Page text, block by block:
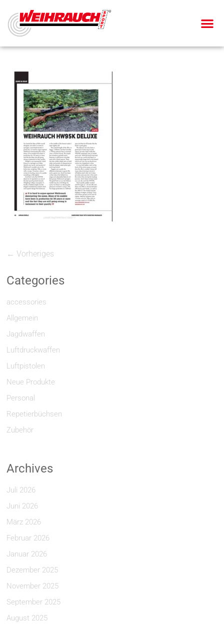
← Vorheriges
Categories
accessories
Allgemein
Jagdwaffen
Luftdruckwaffen
Luftpistolen
Neue Produkte
Personal
Repetierbüchsen
Zubehör
Archives
Juli 2026
Juni 2026
März 2026
Februar 2026
Januar 2026
Dezember 2025
November 2025
September 2025
August 2025